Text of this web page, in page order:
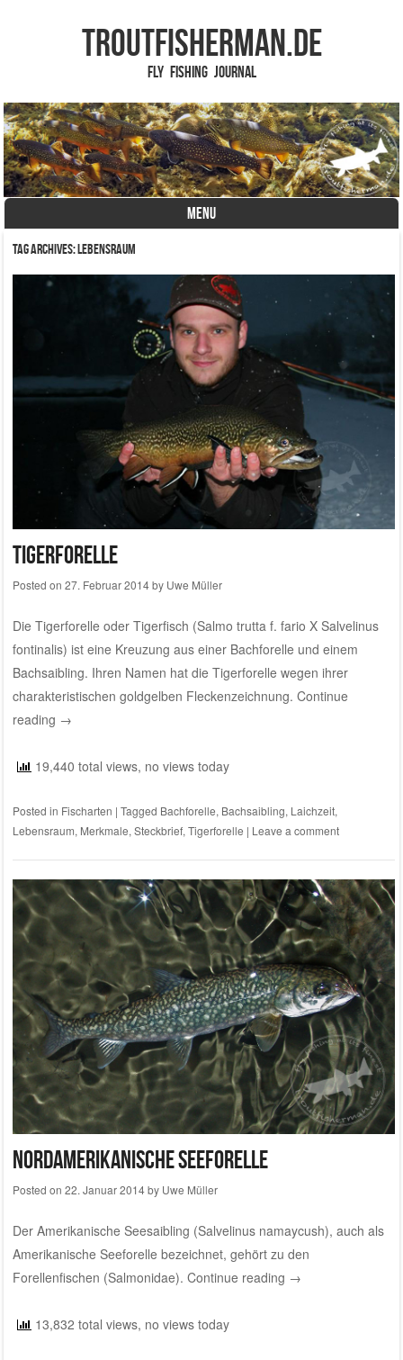
TROUTFISHERMAN.de
Fly Fishing Journal
MENU
Skip to content
Tag Archives:Lebensraum
Tigerforelle
Posted on 27. Februar 2014by Uwe Müller
Die Tigerforelle oder Tigerfisch (Salmo trutta f. fario X Salvelinus
fontinalis) ist eine Kreuzung aus einer Bachforelle und einem
Bachsaibling. Ihren Namen hat die Tigerforelle wegen ihrer
charakteristischen goldgelben Fleckenzeichnung. Continue
reading →
19,440 total views, no views today
Posted in Fischarten | Tagged Bachforelle, Bachsaibling, Laichzeit,
Lebensraum, Merkmale, Steckbrief, Tigerforelle | Leave a comment
Nordamerikanische Seeforelle
Posted on 22. Januar 2014by Uwe Müller
Der Amerikanische Seesaibling (Salvelinus namaycush), auch als
Amerikanische Seeforelle bezeichnet, gehört zu den
Forellenfischen (Salmonidae). Continue reading →
13,832 total views, no views today